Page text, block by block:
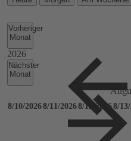
Vorheriger
Monat
Nächster
Monat